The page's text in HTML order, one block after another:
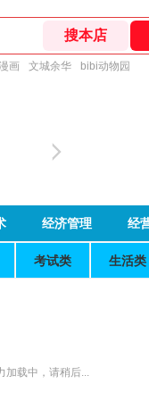
画 文城余华 bibi动物园
经济管理 经
考试类 生活类
加载中，请稍后...